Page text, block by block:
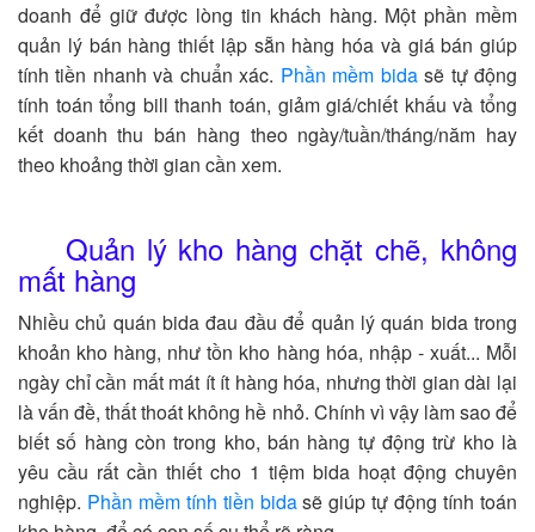
doanh để giữ được lòng tin khách hàng. Một phần mềm
quản lý bán hàng thiết lập sẵn hàng hóa và giá bán giúp
tính tiền nhanh và chuẩn xác. Phần mềm bidasẽ tự động
tính toán tổng bill thanh toán, giảm giá/chiết khấu và tổng
kết doanh thu bán hàng theo ngày/tuần/tháng/năm hay
theo khoảng thời gian cần xem.
Quản lý kho hàng chặt chẽ, không
mất hàng
Nhiều chủ quán bida đau đầu để quản lý quán bida trong
khoản kho hàng, như tồn kho hàng hóa, nhập - xuất... Mỗi
ngày chỉ cần mất mát ít ít hàng hóa, nhưng thời gian dài lại
là vấn đề, thất thoát không hề nhỏ. Chính vì vậy làm sao để
biết số hàng còn trong kho, bán hàng tự động trừ kho là
yêu cầu rất cần thiết cho 1 tiệm bida hoạt động chuyên
nghiệp. Phần mềm tính tiền bidasẽ giúp tự động tính toán